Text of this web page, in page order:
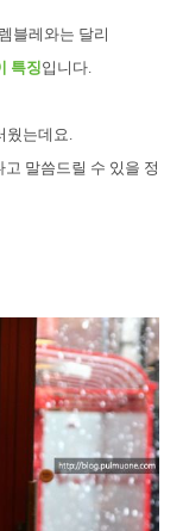
블레와는 달리
특징입니다.
웠는데요.
말씀드릴 수 있을 정